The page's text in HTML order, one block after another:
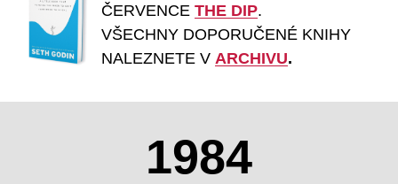
ČERVENCE THE DIP.
VŠECHNY DOPORUČENÉ KNIHY
NALEZNETE V ARCHIVU.
1984